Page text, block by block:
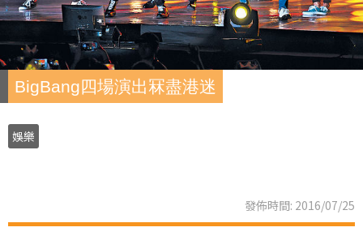
BigBang四場演出冧盡港迷
娛樂
發佈時間: 2016/07/25